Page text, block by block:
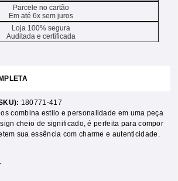
Parcele no cartão
Em até 6x sem juros
Loja 100% segura
Auditada e certificada
180771-417
combina estilo e personalidade em uma peça
cheio de significado, é perfeita para compor
sua essência com charme e autenticidade.